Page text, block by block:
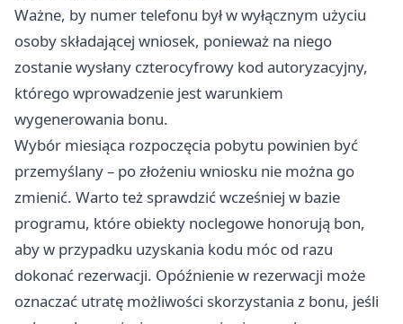
Ważne, by numer telefonu był w wyłącznym użyciu
osoby składającej wniosek, ponieważ na niego
zostanie wysłany czterocyfrowy kod autoryzacyjny,
którego wprowadzenie jest warunkiem
wygenerowania bonu.
Wybór miesiąca rozpoczęcia pobytu powinien być
przemyślany – po złożeniu wniosku nie można go
zmienić. Warto też sprawdzić wcześniej w bazie
programu, które obiekty noclegowe honorują bon,
aby w przypadku uzyskania kodu móc od razu
dokonać rezerwacji. Opóźnienie w rezerwacji może
oznaczać utratę możliwości skorzystania z bonu, jeśli